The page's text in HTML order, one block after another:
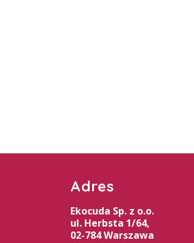
Adres
Ekocuda Sp. z o.o.
ul. Herbsta 1/64,
02-784 Warszawa